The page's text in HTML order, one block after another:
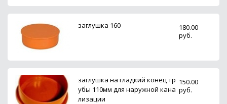
заглушка 160
180.00
руб.
заглушка на гладкий конец тр
убы 110мм для наружной кана
лизации
150.00
руб.